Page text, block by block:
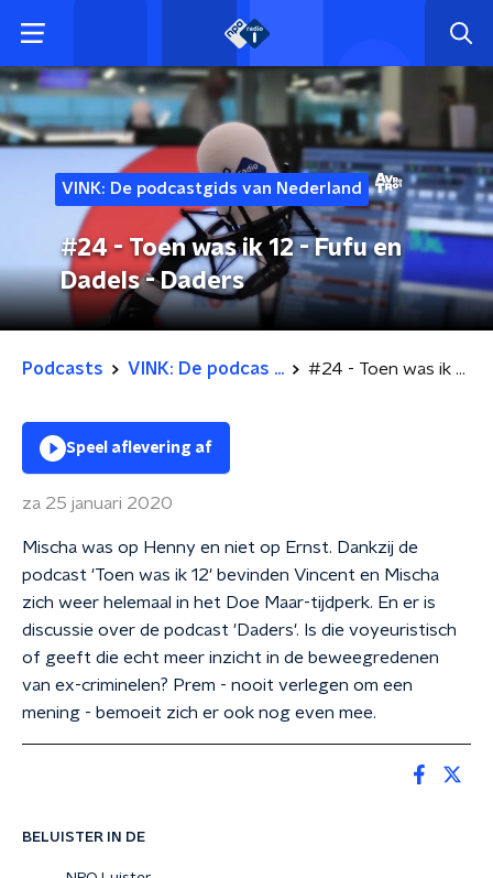
VINK: De podcastgids van Nederland
#24 - Toen was ik 12 - Fufu en
Dadels - Daders
Podcasts VINK: De podcas ... #24 - Toen was ik 12 - Fufu en Dadels - Daders
BELUISTER IN DE
Speel aflevering af
za 25 januari 2020
Mischa was op Henny en niet op Ernst. Dankzij de
podcast 'Toen was ik 12' bevinden Vincent en Mischa
zich weer helemaal in het Doe Maar-tijdperk. En er is
discussie over de podcast 'Daders'. Is die voyeuristisch
of geeft die echt meer inzicht in de beweegredenen
van ex-criminelen? Prem - nooit verlegen om een
mening - bemoeit zich er ook nog even mee.